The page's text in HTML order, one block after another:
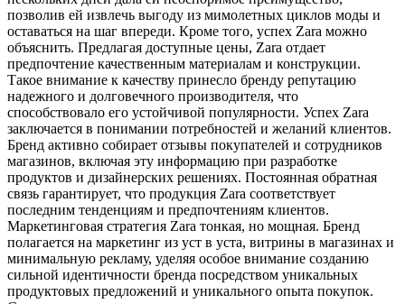
позволив ей извлечь выгоду из мимолетных циклов моды и
оставаться на шаг впереди. Кроме того, успех Zara можно
объяснить. Предлагая доступные цены, Zara отдает
предпочтение качественным материалам и конструкции.
Такое внимание к качеству принесло бренду репутацию
надежного и долговечного производителя, что
способствовало его устойчивой популярности. Успех Zara
заключается в понимании потребностей и желаний клиентов.
Бренд активно собирает отзывы покупателей и сотрудников
магазинов, включая эту информацию при разработке
продуктов и дизайнерских решениях. Постоянная обратная
связь гарантирует, что продукция Zara соответствует
последним тенденциям и предпочтениям клиентов.
Маркетинговая стратегия Zara тонкая, но мощная. Бренд
полагается на маркетинг из уст в уста, витрины в магазинах и
минимальную рекламу, уделяя особое внимание созданию
сильной идентичности бренда посредством уникальных
продуктовых предложений и уникального опыта покупок.